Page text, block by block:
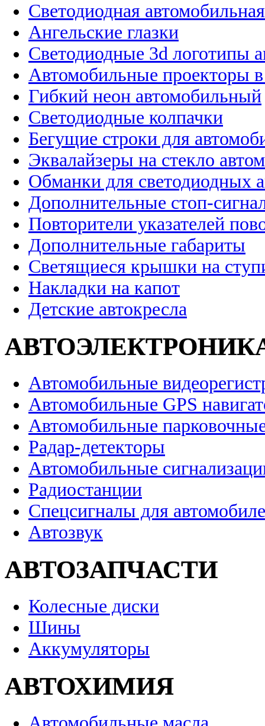
Светодиодная
Ангельские глазки
Светодиодные 3d логотипы
Автомобильные проекторы
Гибкий неон автомобильный
Светодиодные колпачки
Бегущие строки для
Эквалайзеры на стекло
Обманки для светодиодных
Дополнительные стоп-
Повторители указателей
Дополнительные габариты
Светящиеся крышки на
Накладки на капот
Детские автокресла
Автомобильные
Автомобильные GPS
Автомобильные
Радар-детекторы
Автомобильные
Радиостанции
Спецсигналы для
Автозвук
АВТОЗАПЧАСТИ
Колесные диски
Шины
Аккумуляторы
АВТОХИМИЯ